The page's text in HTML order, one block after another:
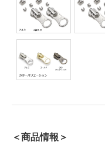
＜商品情報＞